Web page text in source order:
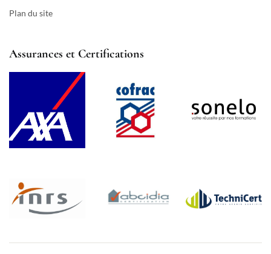
Plan du site
Assurances et Certifications